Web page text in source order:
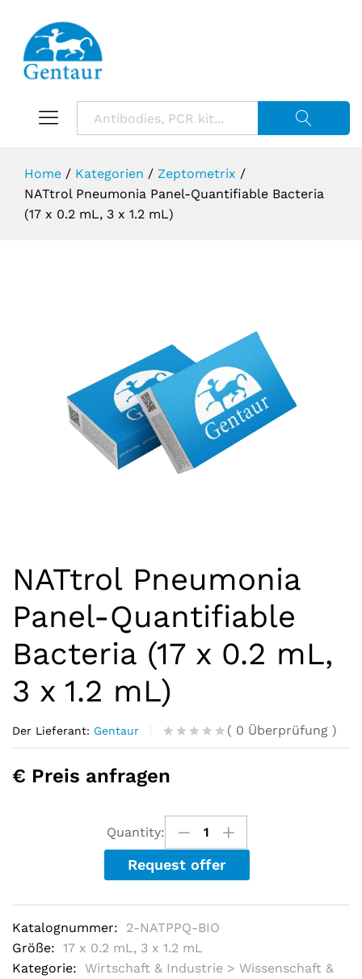
Home / Kategorien / Zeptometrix /
NATtrol Pneumonia Panel-Quantifiable Bacteria
(17 x 0.2 mL, 3 x 1.2 mL)
NATtrol Pneumonia
Panel-Quantifiable
Bacteria (17 x 0.2 mL,
3 x 1.2 mL)
Der Lieferant: Gentaur
R
t
o
u
t
o
f
5
a
e
d
o
n
0
( 0 Überprüfung )
€ Preis anfragen
Quantity:
Request offer
Katalognummer:
2-NATPPQ-BIO
Größe: 17 x 0.2 mL, 3 x 1.2 mL
Kategorie:
Wirtschaft & Industrie > Wissenschaft &